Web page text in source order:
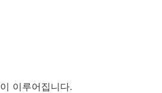
이 이루어집니다.